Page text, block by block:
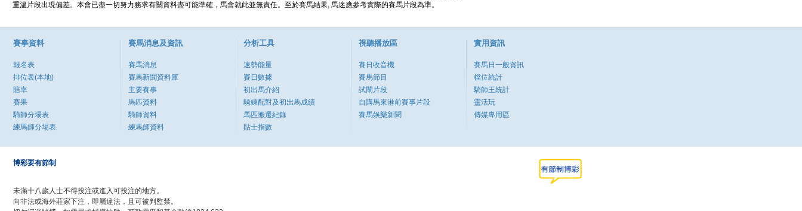
重溫片段出現偏差。本會已盡一切努力務求有關資料盡可能準確，馬會就此並無責任。至於賽馬結果, 馬迷應參考實際的賽馬片段為準。
賽事資料
報名表
排位表(本地)
賠率
賽果
騎師分場表
練馬師分場表
賽馬消息及資訊
賽馬消息
賽馬新聞資料庫
主要賽事
馬匹資料
騎師資料
練馬師資料
分析工具
速勢能量
賽日數據
初出馬介紹
騎練配對及初岀馬成績
馬匹搬遷紀錄
貼士指數
視聽播放區
賽日收音機
賽馬節目
試閘片段
自購馬來港前賽事片段
賽馬娛樂新聞
實用資訊
賽馬日一般資訊
檔位統計
騎師王統計
靈活玩
傳媒專用區
博彩要有節制
未滿十八歲人士不得投注或進入可投注的地方。
向非法或海外莊家下注，即屬違法，且可被判監禁。